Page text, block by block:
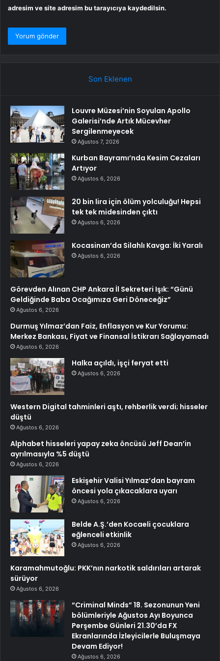
adresim ve site adresim bu tarayıcıya kaydedilsin.
Son Eklenen
Louvre Müzesi’nin Soyulan Apollo
Galerisi’nde Artık Mücevher
Sergilenmeyecek
Ağustos 7, 2026
Kurban Bayramı’nda Kesim Cezaları
Artıyor
Ağustos 6, 2026
20 bin lira için ölüm yolculuğu! Hepsi
tek tek midesinden çıktı
Ağustos 6, 2026
Kocasinan’da Silahlı Kavga: İki Yaralı
Ağustos 6, 2026
Görevden Alınan CHP Ankara İl Sekreteri Işık: “Günü
Geldiğinde Baba Ocağımıza Geri Döneceğiz”
Ağustos 6, 2026
Durmuş Yılmaz’dan Faiz, Enflasyon ve Kur Yorumu:
Merkez Bankası, Fiyat ve Finansal İstikrarı Sağlayamadı
Ağustos 6, 2026
Halka açıldı, işçi feryat etti
Ağustos 6, 2026
Western Digital tahminleri aştı, rehberlik verdi; hisseler
düştü
Ağustos 6, 2026
Alphabet hisseleri yapay zeka öncüsü Jeff Dean’in
ayrılmasıyla %5 düştü
Ağustos 6, 2026
Eskişehir Valisi Yılmaz’dan bayram
öncesi yola çıkacaklara uyarı
Ağustos 6, 2026
Belde A.Ş.’den Kocaeli çocuklara
eğlenceli etkinlik
Ağustos 6, 2026
Karamahmutoğlu: PKK’nın narkotik saldırıları artarak
sürüyor
Ağustos 6, 2026
“Criminal Minds” 18. Sezonunun Yeni
bölümleriyle Ağustos Ayı Boyunca
Perşembe Günleri 21.30’da FX
Ekranlarında İzleyicilerle Buluşmaya
Devam Ediyor!
Ağustos 6, 2026